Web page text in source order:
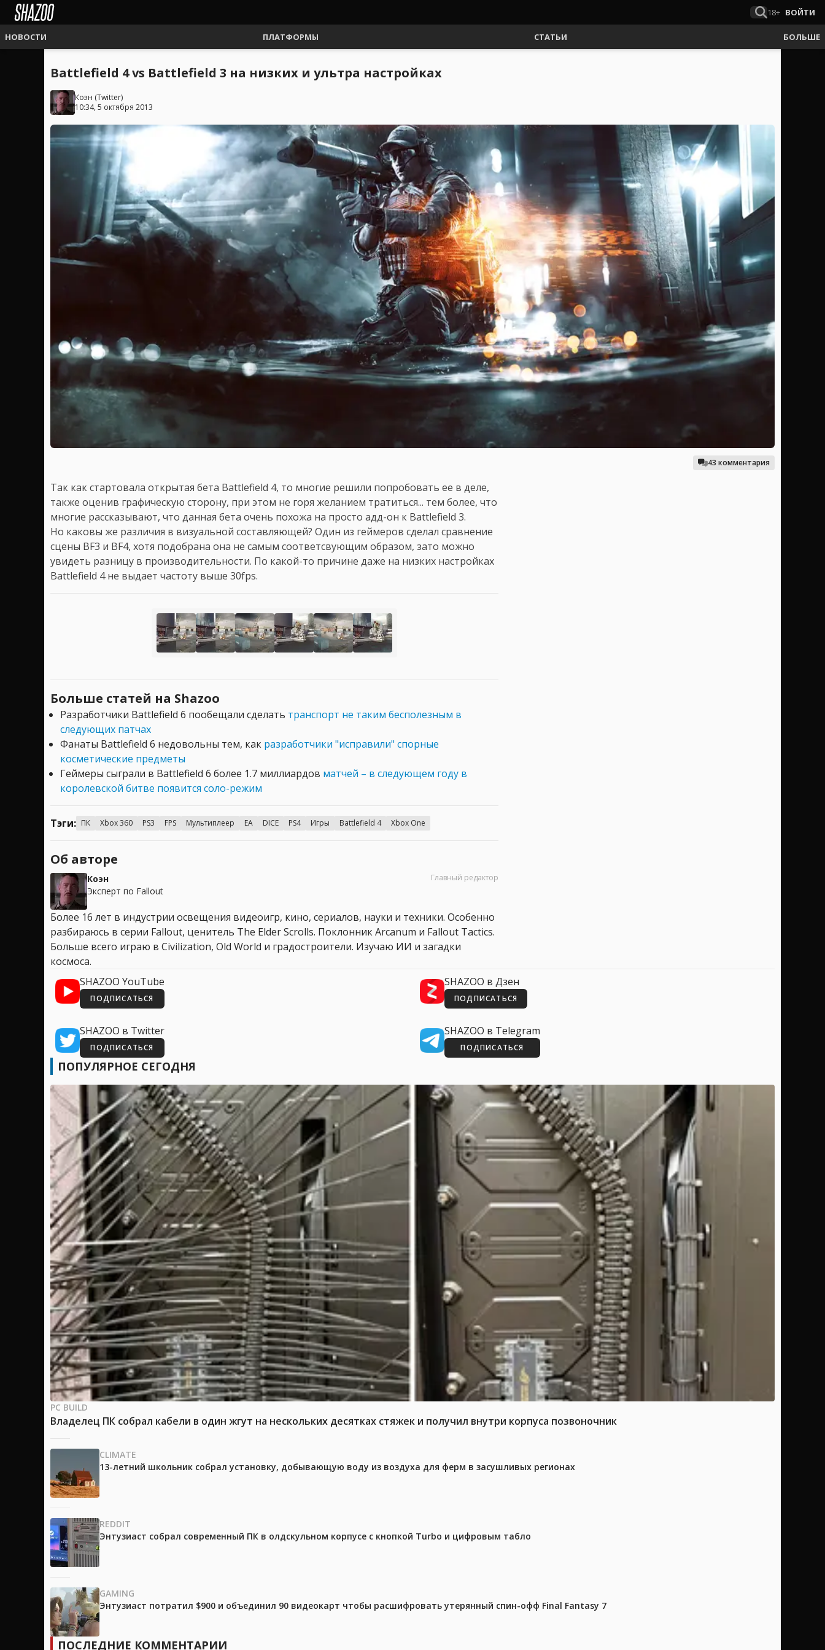
18+ ВОЙТИ
НОВОСТИ ПЛАТФОРМЫ СТАТЬИ БОЛЬШЕ
Battlefield 4 vs Battlefield 3 на низких и ультра настройках
Коэн (Twitter)
10:34, 5 октября 2013
43 комментария
Так как стартовала открытая бета Battlefield 4, то многие решили попробовать ее в деле,
также оценив графическую сторону, при этом не горя желанием тратиться... тем более, что
многие рассказывают, что данная бета очень похожа на просто адд-он к Battlefield 3.
Но каковы же различия в визуальной составляющей? Один из геймеров сделал сравнение
сцены BF3 и BF4, хотя подобрана она не самым соответсвующим образом, зато можно
увидеть разницу в производительности. По какой-то причине даже на низких настройках
Battlefield 4 не выдает частоту выше 30fps.
Больше статей на Shazoo
Разработчики Battlefield 6 пообещали сделать транспорт не таким бесполезным в
следующих патчах
Фанаты Battlefield 6 недовольны тем, как разработчики "исправили" спорные
косметические предметы
Геймеры сыграли в Battlefield 6 более 1.7 миллиардов матчей – в следующем году в
королевской битве появится соло-режим
Тэги: ПК Xbox 360 PS3 FPS Мультиплеер EA DICE PS4 Игры Battlefield 4 Xbox One
Об авторе
Коэн
Эксперт по Fallout
Главный редактор
Более 16 лет в индустрии освещения видеоигр, кино, сериалов, науки и техники. Особенно
разбираюсь в серии Fallout, ценитель The Elder Scrolls. Поклонник Arcanum и Fallout Tactics.
Больше всего играю в Civilization, Old World и градостроители. Изучаю ИИ и загадки
космоса.
SHAZOO YouTube
ПОДПИСАТЬСЯ
SHAZOO в Дзен
ПОДПИСАТЬСЯ
SHAZOO в Twitter
ПОДПИСАТЬСЯ
SHAZOO в Telegram
ПОДПИСАТЬСЯ
ПОПУЛЯРНОЕ СЕГОДНЯ
PC BUILD
Владелец ПК собрал кабели в один жгут на нескольких десятках стяжек и получил внутри корпуса позвоночник
CLIMATE
13-летний школьник собрал установку, добывающую воду из воздуха для ферм в засушливых регионах
REDDIT
Энтузиаст собрал современный ПК в олдскульном корпусе с кнопкой Turbo и цифровым табло
GAMING
Энтузиаст потратил $900 и объединил 90 видеокарт чтобы расшифровать утерянный спин-офф Final Fantasy 7
ПОСЛЕДНИЕ КОММЕНТАРИИ